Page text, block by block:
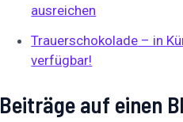
ausreichen
Trauerschokolade – in
verfügbar!
Beiträge auf einen